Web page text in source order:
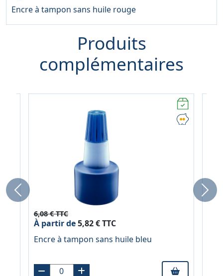
Encre à tampon sans huile rouge
Produits
complémentaires
6,08 € TTC
À partir de5,82 € TTC
Encre à tampon sans huile bleu
Previous Next